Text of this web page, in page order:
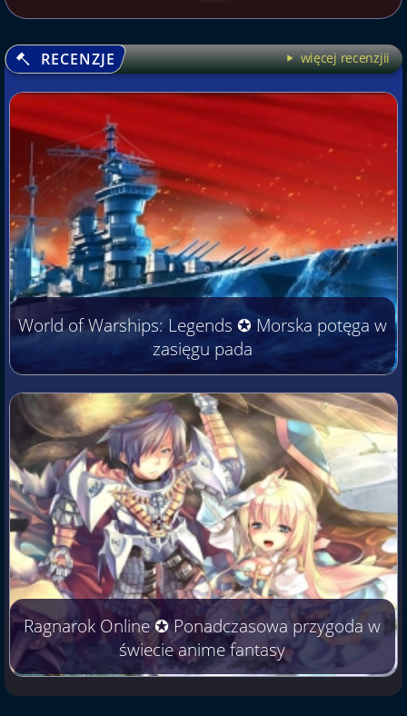
RECENZJE więcej recenzjii
World of Warships: Legends ✪ Morska potęga w
zasięgu pada
Ragnarok Online ✪ Ponadczasowa przygoda w
świecie anime fantasy